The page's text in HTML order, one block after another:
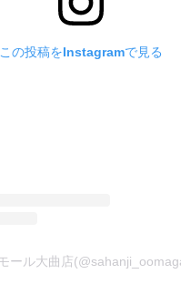
この投稿をInstagramで見る